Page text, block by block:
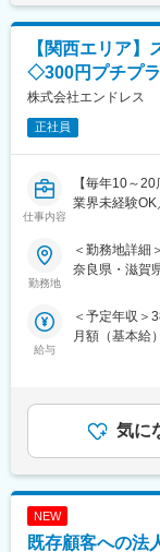
■特徴・魅力
フジフィルム
の基幹システ
為のシステム
幅広い提案が
【関西エリア
◇300円プチプ
株式会社エンドレス
正社員
仕事内容
【毎年10～
業界未経験
弊社が運営し
■担当業務:
接客指導等）
ます。
◎ 複数店舗の
◎ 最短3ヶ月
◎ 海外展開・
勤務地
＜勤務地詳細
奈良県・滋賀
給与
＜予定年収＞
月額（基本給
考を通じて上
めた表記です
気に
NEW
既存顧客への法